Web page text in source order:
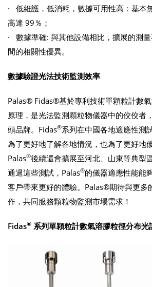
· 低維護，低消耗，數據可用性高：基本
高達 99％；
· 數據準確: 與其他設備相比，擴展的測
間的相關性優異。
數據驗證光法技術監測效率
Palas® Fidas®基於專利技術單顆粒計數
原理，是光法監測顆粒物儀器中的佼佼者
頭品牌。Fidas®系列在中國各地適應性測
為了更好地了解各地情況，也為了更好地
Palas®後續還會擴展至河北、山東等典型
通過這些測試，Palas®的儀器適應性能能
客戶帶來更好的體驗。Palas®期待與更多
作，共同服務顆粒物監測市場需求！
Fidas® 系列單顆粒計數氣溶膠粒徑分布光